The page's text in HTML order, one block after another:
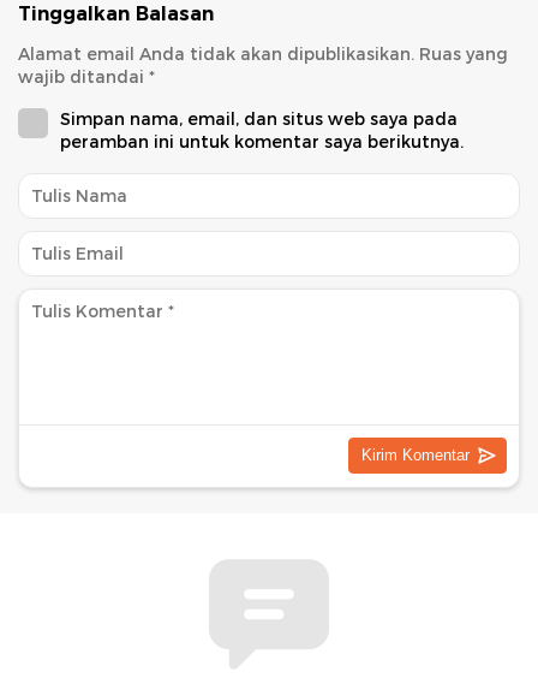
Tinggalkan Balasan
Alamat email Anda tidak akan dipublikasikan. Ruas yang
wajib ditandai *
Simpan nama, email, dan situs web saya pada
peramban ini untuk komentar saya berikutnya.